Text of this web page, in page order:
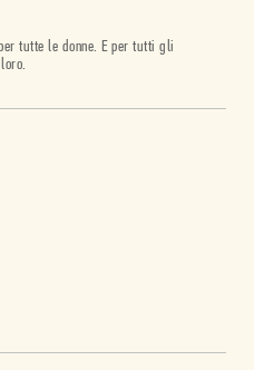
tutte le donne. E per tutti gli